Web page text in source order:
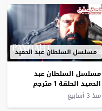
02:05:38
مسلسل السلطان عبد الحميد
مسلسل السلطان عبد
الحميد الحلقة 1 مترجم
منذ 3 أسابيع